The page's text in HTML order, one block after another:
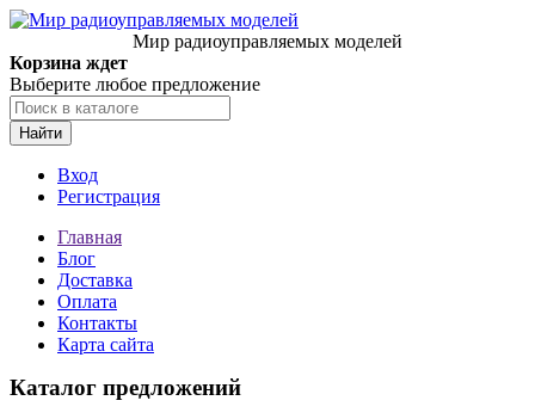
Мир радиоуправляемых моделей
Корзина ждет
Выберите любое предложение
Найти
Вход
Регистрация
Главная
Блог
Доставка
Оплата
Контакты
Карта сайта
Каталог предложений